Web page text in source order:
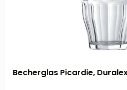
Becherglas Picardie,